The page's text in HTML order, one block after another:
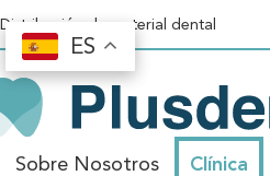
ES
ES
Distribución de material dental
Sobre Nosotros Clínica
Inicio \ Clínica \ Varios Varios \